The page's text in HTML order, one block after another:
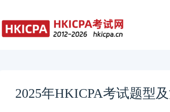
2025年HKICPA考试题型